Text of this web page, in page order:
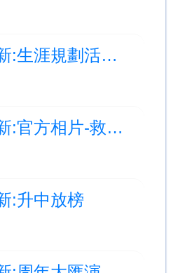
學校相片更新:生涯規劃活動(四年級)
學校相片更新:官方相片-救世軍屬下小學聯校畢業禮
:升中放榜